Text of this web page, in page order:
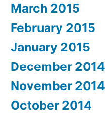
March 2015
February 2015
January 2015
December 2014
November 2014
October 2014